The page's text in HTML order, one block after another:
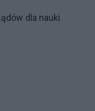
dla nauki